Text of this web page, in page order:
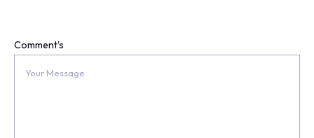
Comment's